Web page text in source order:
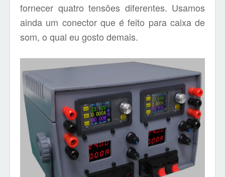
fornecer quatro tensões diferentes. Usamos
ainda um conector que é feito para caixa de
som, o qual eu gosto demais.